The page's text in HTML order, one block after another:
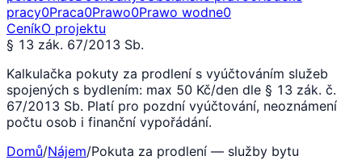
pracy0Praca0Prawo0Prawo wodne0
CeníkO projektu
§ 13 zák. 67/2013 Sb.
Kalkulačka pokuty za prodlení s vyúčtováním služeb
spojených s bydlením: max 50 Kč/den dle § 13 zák. č.
67/2013 Sb. Platí pro pozdní vyúčtování, neoznámení
počtu osob i finanční vypořádání.
Domů/Nájem/Pokuta za prodlení — služby bytu